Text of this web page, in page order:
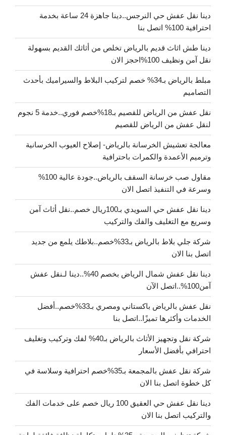
دينا نقل عفش حي النرجس..دينا جاهزة 24 ساعة بخدمة
احترافية 100% اتصل بنا
دينا طش اثاث قديم بالرياض تخلص من أثاثك القديم بسهولة
نقل آمن ونظيف 100%احجز الان
مبلط بالرياض بـ34% خصم لتركيب البلاط والسيراميك بأحدث
التصاميم
نقل عفش من الرياض للقصيم بـ18%خصم فوري..خدمة 5 نجوم
لنقل عفش من الرياض للقصيم
معالجة تعشيش الخرسانة بالرياض- إصلاح العيوب الخرسانية
وترميم الأعمدة والكمرات باحترافية
مقاول صب خرسانة السقف بالرياض..جودة عالية 100%
وسرعة في التنفيذ اتصل الان
دينا نقل عفش حي السويدي بـ100ريال خصم..نقل أثاث آمن
وسريع مع التغليف والفك والتركيب
شركة جلي بلاط بالرياض بـ33%خصم..بلاطك يلمع من جديد
اتصل بنا الان
دينا نقل عفش شمال الرياض بخصم 40%..دينا لـنقل عفش
آمن100%..اتصل الآن
نقل عفش بالرياض باكستاني ومصري بـ33%خصم..أفضل
الخدمات وأكثرها تميزًا..اتصل بنا
شركة نقل وتجهيز الأثاث بالرياض بـ40% لفك وتركيب وتغليف
احترافي بأفضل الأسعار
شركة نقل عفش بالمجمعة بـ35%خصم احترافية وسلاسة في
كل خطوة اتصل بنا الان
دينا نقل عفش حي العقيق 100 ريال خصم على خدمات الفك
والتركيب اتصل بنا الان